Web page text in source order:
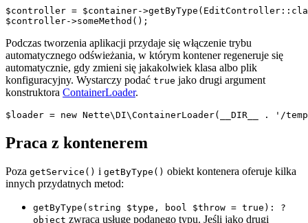
$controller = $container-
Podczas tworzenia aplikacji przydaje się włączenie trybu
automatycznego odświeżania, w którym kontener regeneruje się
automatycznie, gdy zmieni się jakakolwiek klasa albo plik
konfiguracyjny. Wystarczy podać true jako drugi argument
konstruktora ContainerLoader.
Praca z kontenerem
Poza getService() i getByType() obiekt kontenera oferuje kilka
innych przydatnych metod:
getByType(string $type, bool $throw = true): ?
object zwraca usługę podanego typu. Jeśli jako drugi